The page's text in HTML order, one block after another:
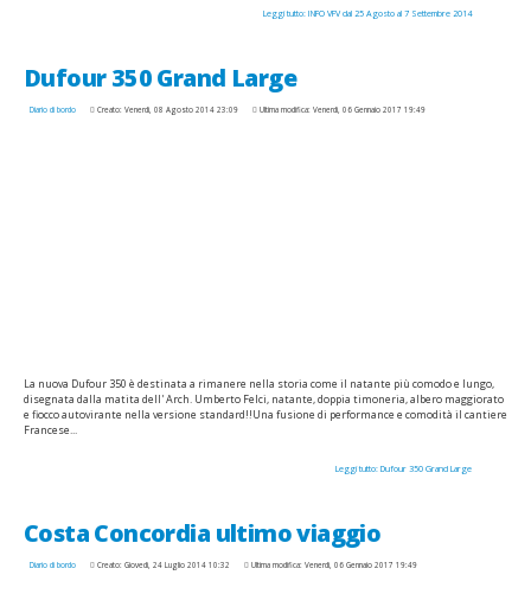
Leggi tutto: INFO VFV dal 25 Agosto al 7 Settembre 2014
Dufour 350 Grand Large
Diario di bordo Creato: Venerdì, 08 Agosto 2014 23:09 Ultima modifica: Venerdì, 06 Gennaio 2017 19:49
La nuova Dufour 350 è destinata a rimanere nella storia come il natante più comodo e lungo,
disegnata dalla matita dell' Arch. Umberto Felci, natante, doppia timoneria, albero maggiorato
e fiocco autovirante nella versione standard!!Una fusione di performance e comodità il cantiere
Francese...
Leggi tutto: Dufour 350 Grand Large
Costa Concordia ultimo viaggio
Diario di bordo Creato: Giovedì, 24 Luglio 2014 10:32 Ultima modifica: Venerdì, 06 Gennaio 2017 19:49